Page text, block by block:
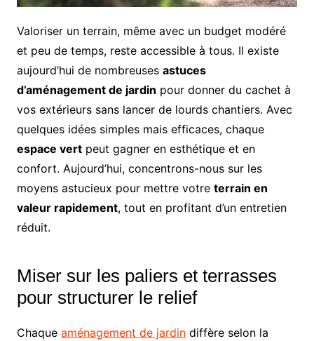
Valoriser un terrain, même avec un budget modéré
et peu de temps, reste accessible à tous. Il existe
aujourd’hui de nombreuses astuces
d’aménagement de jardin pour donner du cachet à
vos extérieurs sans lancer de lourds chantiers. Avec
quelques idées simples mais efficaces, chaque
espace vertpeut gagner en esthétique et en
confort. Aujourd’hui, concentrons-nous sur les
moyens astucieux pour mettre votre terrain en
valeur rapidement, tout en profitant d’un entretien
réduit.
Miser sur les paliers et terrasses
pour structurer le relief
Chaque aménagement de jardindiffère selon la